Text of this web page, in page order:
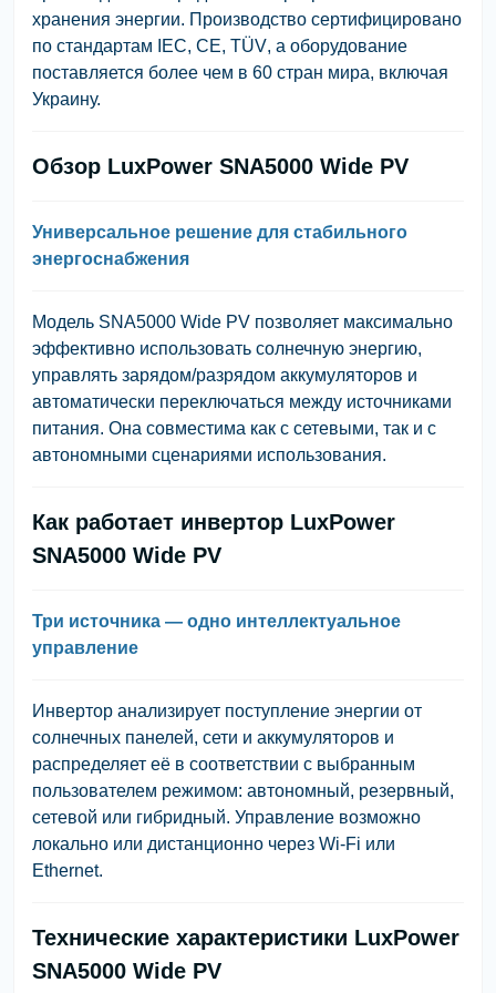
хранения энергии. Производство сертифицировано
по стандартам
IEC, CE, TÜV, а оборудование
поставляется более чем в 60 стран мира, включая
Украину.
Обзор LuxPower SNA5000 Wide PV
Универсальное решение для стабильного
энергоснабжения
Модель SNA5000 Wide PV позволяет максимально
эффективно использовать солнечную энергию,
управлять зарядом/разрядом аккумуляторов и
автоматически переключаться между источниками
питания. Она совместима как с сетевыми, так и с
автономными сценариями использования.
Как работает инвертор LuxPower
SNA5000 Wide PV
Три источника — одно интеллектуальное
управление
Инвертор анализирует поступление энергии от
солнечных панелей, сети и аккумуляторов и
распределяет её в соответствии с выбранным
пользователем режимом: автономный, резервный,
сетевой или гибридный. Управление возможно
локально или дистанционно через Wi-Fi или
Ethernet.
Технические характеристики LuxPower
SNA5000 Wide PV